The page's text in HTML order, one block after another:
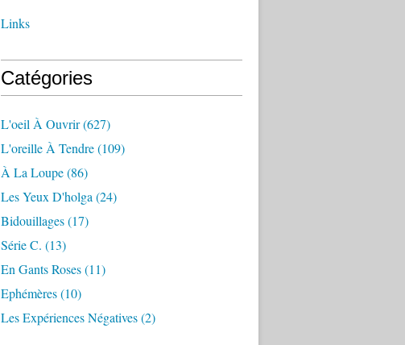
Links
Catégories
L'oeil À Ouvrir(627)
L'oreille À Tendre(109)
À La Loupe(86)
Les Yeux D'holga (24)
Bidouillages(17)
Série C. (13)
En Gants Roses(11)
Ephémères(10)
Les Expériences Négatives(2)